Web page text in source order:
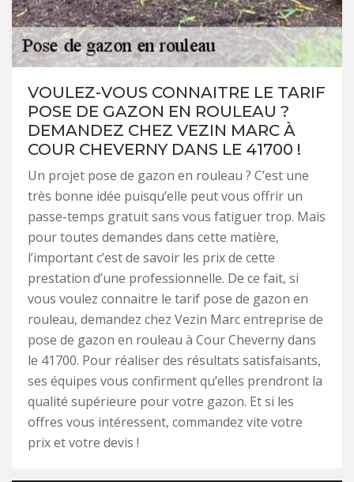
VOULEZ-VOUS CONNAITRE LE TARIF
POSE DE GAZON EN ROULEAU ?
DEMANDEZ CHEZ VEZIN MARC À
COUR CHEVERNY DANS LE 41700 !
Un projet pose de gazon en rouleau ? C’est une
très bonne idée puisqu’elle peut vous offrir un
passe-temps gratuit sans vous fatiguer trop. Mais
pour toutes demandes dans cette matière,
l’important c’est de savoir les prix de cette
prestation d’une professionnelle. De ce fait, si
vous voulez connaitre le tarif pose de gazon en
rouleau, demandez chez Vezin Marc entreprise de
pose de gazon en rouleau à Cour Cheverny dans
le 41700. Pour réaliser des résultats satisfaisants,
ses équipes vous confirment qu’elles prendront la
qualité supérieure pour votre gazon. Et si les
offres vous intéressent, commandez vite votre
prix et votre devis !